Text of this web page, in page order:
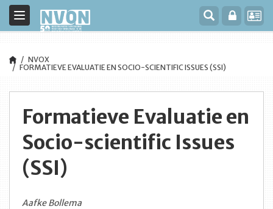
Toggle
navigation
NVOX
FORMATIEVE EVALUATIE EN SOCIO-SCIENTIFIC ISSUES (SSI)
Formatieve Evaluatie en
Socio-scientific Issues
(SSI)
Aafke Bollema